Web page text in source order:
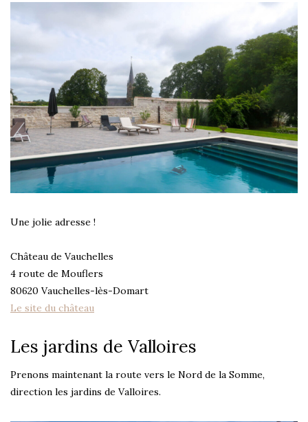
Une jolie adresse !
Château de Vauchelles
4 route de Mouflers
80620 Vauchelles-lès-Domart
Le site du château
Les jardins de Valloires
Prenons maintenant la route vers le Nord de la Somme,
direction les jardins de Valloires.